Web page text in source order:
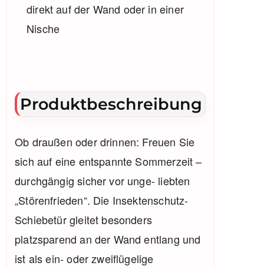
direkt auf der Wand oder in einer
Nische
Produktbeschreibung
Ob draußen oder drinnen: Freuen Sie
sich auf eine entspannte Sommerzeit –
durchgängig sicher vor unge- liebten
„Störenfrieden“. Die Insektenschutz-
Schiebetür gleitet besonders
platzsparend an der Wand entlang und
ist als ein- oder zweiflügelige